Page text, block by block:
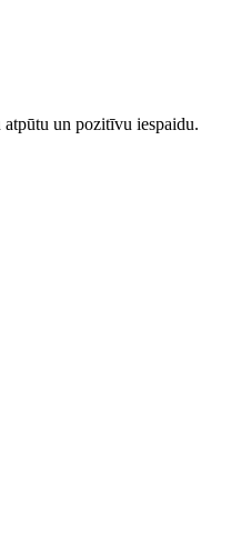
un pozitīvu iespaidu.